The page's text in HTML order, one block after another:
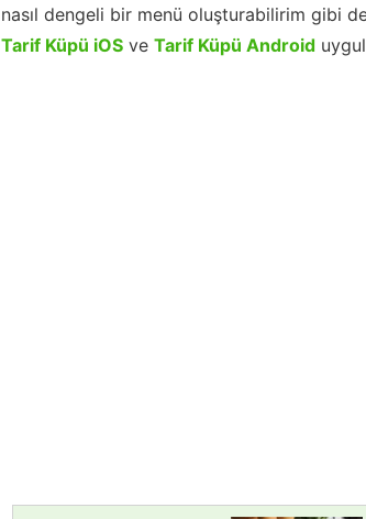
nasıl dengeli bir menü oluşturabilirim gibi
Tarif Küpü iOS ve Tarif Küpü Android